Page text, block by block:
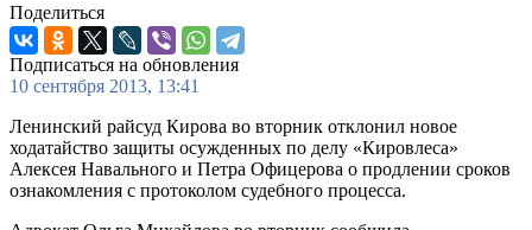
Поделиться
Подписаться на обновления
10 сентября 2013, 13:41
Ленинский райсуд Кирова во вторник отклонил новое
ходатайство защиты осужденных по делу «Кировлеса»
Алексея Навального и Петра Офицерова о продлении сроков
ознакомления с протоколом судебного процесса.